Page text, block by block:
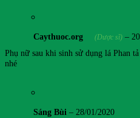
Caythuoc.org (Dược sĩ) –
Phụ nữ sau khi sinh sử dụng lá Phan
nhé
Sáng Bùi – 28/01/2020